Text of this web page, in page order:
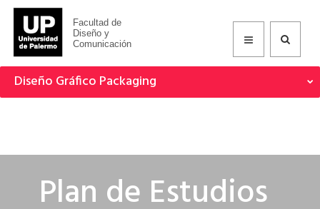
Facultad de
Diseño y
Comunicación
Diseño Gráfico Packaging
Plan de Estudios